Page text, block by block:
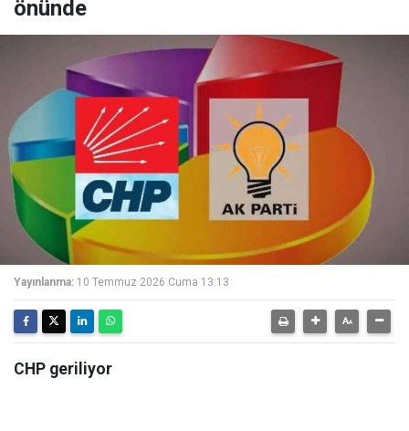
önünde
Yayınlanma: 10 Temmuz 2026 Cuma 13:13
CHP geriliyor